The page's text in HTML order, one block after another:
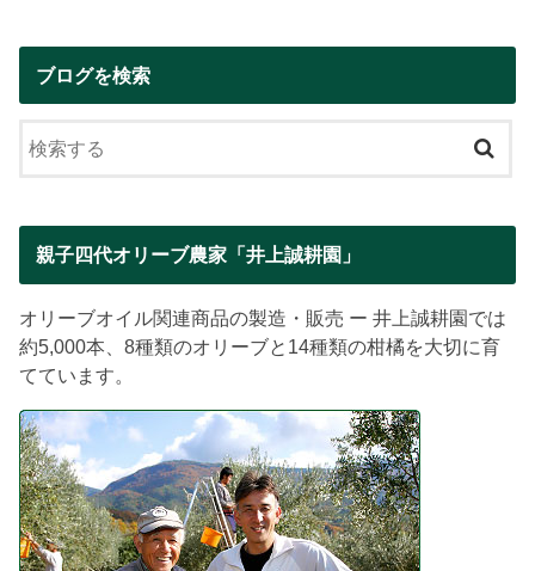
ブログを検索
親子四代オリーブ農家「井上誠耕園」
オリーブオイル関連商品の製造・販売 ー 井上誠耕園では
約5,000本、8種類のオリーブと14種類の柑橘を大切に育
てています。